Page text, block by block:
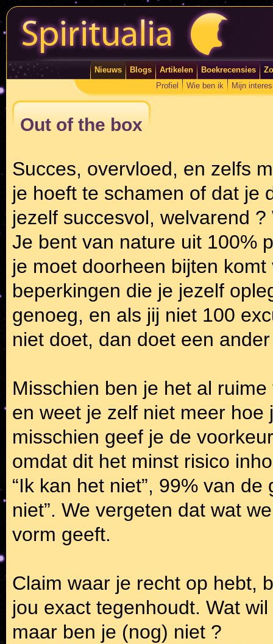
Nieuws Blogs Artikelen Boekrecensies
Profiel
Wie ben ik Mijn
Out of the box
Succes, overvloed, en zelfs
je hoeft te schamen of dat je
jezelf succesvol, welvarend
Je bent van nature uit 100%
je moet doorheen bijten
beperkingen die je jezelf
genoeg, en als jij niet 100
niet doet, dan doet een
Misschien ben je het al
en weet je zelf niet meer
misschien geef je de
omdat dit het minst risico
“Ik kan het niet”, 99% van
niet”. We vergeten dat wat
vorm geeft.
Claim waar je recht op hebt,
jou exact tegenhoudt. Wat
maar ben je (nog) niet ?